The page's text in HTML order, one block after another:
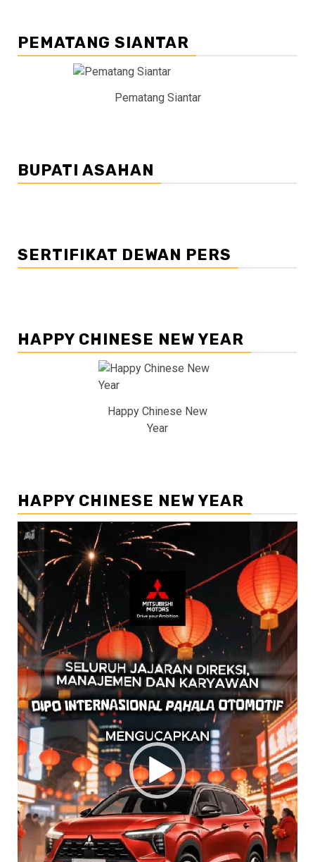
PEMATANG SIANTAR
Pematang Siantar
BUPATI ASAHAN
SERTIFIKAT DEWAN PERS
HAPPY CHINESE NEW YEAR
Happy Chinese New
Year
HAPPY CHINESE NEW YEAR
Pemutar